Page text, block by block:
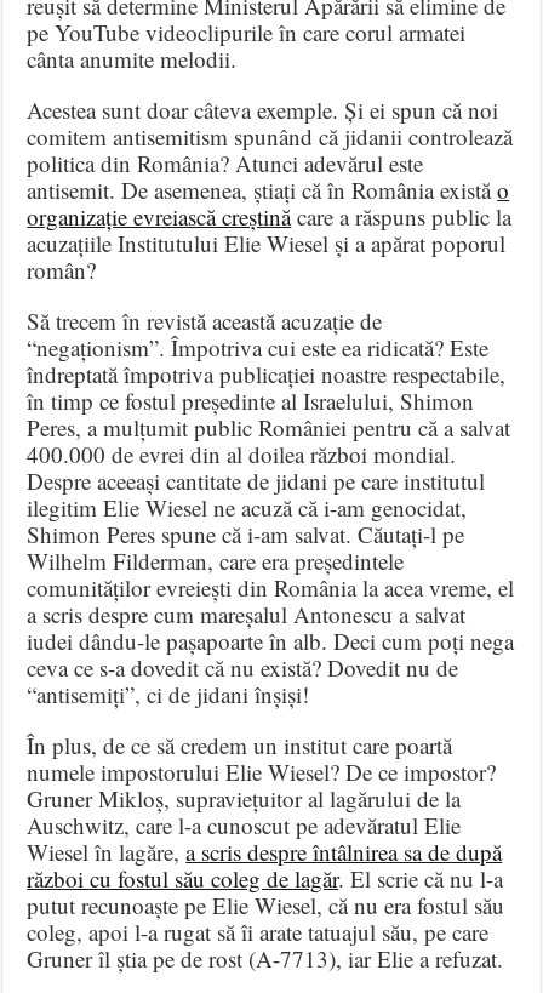
pe YouTube videoclipurile în care corul armatei
cânta anumite melodii.
Acestea sunt doar câteva exemple. Și ei spun că noi
comitem antisemitism spunând că jidanii controlează
politica din România? Atunci adevărul este
antisemit. De asemenea, știați că în România existăo
organizație evreiască creștinăcare a răspuns public la
acuzațiile Institutului Elie Wiesel și a apărat poporul
român?
Să trecem în revistă această acuzație de
“negaționism”. Împotriva cui este ea ridicată? Este
îndreptată împotriva publicației noastre respectabile,
în timp ce fostul președinte al Israelului, Shimon
Peres, a mulțumit public României pentru că a salvat
400.000 de evrei din al doilea război mondial.
Despre aceeași cantitate de jidani pe care institutul
ilegitim Elie Wiesel ne acuză că i-am genocidat,
Shimon Peres spune că i-am salvat. Căutați-l pe
Wilhelm Filderman, care era președintele
comunităților evreiești din România la acea vreme, el
a scris despre cum mareșalul Antonescu a salvat
iudei dându-le pașapoarte în alb. Deci cum poți nega
ceva ce s-a dovedit că nu există? Dovedit nu de
“antisemiți”, ci de jidani înșiși!
În plus, de ce să credem un institut care poartă
numele impostorului Elie Wiesel? De ce impostor?
Gruner Mikloș, supraviețuitor al lagărului de la
Auschwitz, care l-a cunoscut pe adevăratul Elie
Wiesel în lagăre,a scris despre întâlnirea sa de după
război cu fostul său coleg de lagăr. El scrie că nu l-a
putut recunoaște pe Elie Wiesel, că nu era fostul său
coleg, apoi l-a rugat să îi arate tatuajul său, pe care
Gruner îl știa pe de rost (A-7713), iar Elie a refuzat.